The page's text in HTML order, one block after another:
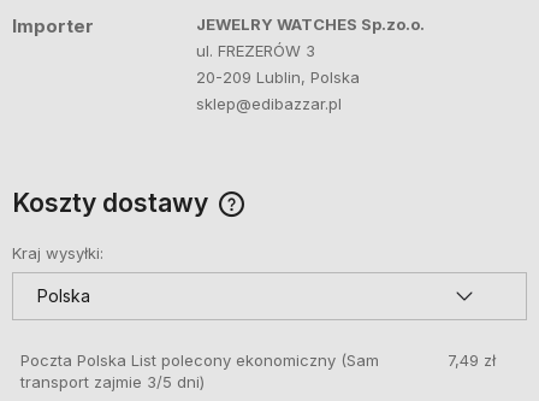
Importer
JEWELRY WATCHES Sp.zo.o.
ul. FREZERÓW 3
20-209 Lublin, Polska
sklep@edibazzar.pl
Koszty dostawy
Kraj wysyłki:
Poczta Polska List polecony ekonomiczny (Sam
transport zajmie 3/5 dni)
7,49 zł